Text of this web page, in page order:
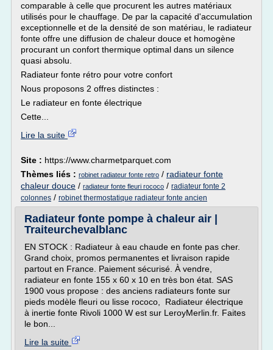
comparable à celle que procurent les autres matériaux
utilisés pour le chauffage. De par la capacité d'accumulation
exceptionnelle et de la densité de son matériau, le radiateur
fonte offre une diffusion de chaleur douce et homogène
procurant un confort thermique optimal dans un silence
quasi absolu.
Radiateur fonte rétro pour votre confort
Nous proposons 2 offres distinctes :
Le radiateur en fonte électrique
Cette...
Lire la suite
Site : https://www.charmetparquet.com
Thèmes liés : robinet radiateur fonte retro / radiateur fonte
chaleur douce / radiateur fonte fleuri rococo / radiateur fonte 2
colonnes / robinet thermostatique radiateur fonte ancien
Radiateur fonte pompe à chaleur air |
Traiteurchevalblanc
EN STOCK : Radiateur à eau chaude en fonte pas cher.
Grand choix, promos permanentes et livraison rapide
partout en France. Paiement sécurisé. À vendre,
radiateur en fonte 155 x 60 x 10 en très bon état. SAS
1900 vous propose : des anciens radiateurs fonte sur
pieds modèle fleuri ou lisse rococo, Radiateur électrique
à inertie fonte Rivoli 1000 W est sur LeroyMerlin.fr. Faites
le bon...
Lire la suite